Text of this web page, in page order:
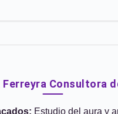
Ferreyra Consultora
Estudio del aura y